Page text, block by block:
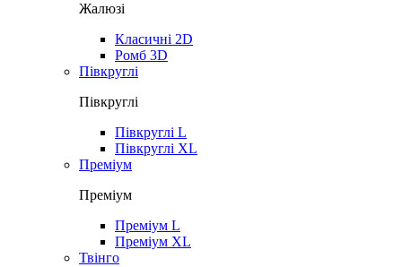
Жалюзі
Класичні 2D
Ромб 3D
Півкруглі
Півкруглі
Півкруглі L
Півкруглі XL
Преміум
Преміум
Преміум L
Преміум XL
Твінго